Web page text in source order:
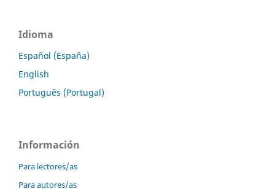
Idioma
Español (España)
English
Português (Portugal)
Información
Para lectores/as
Para autores/as